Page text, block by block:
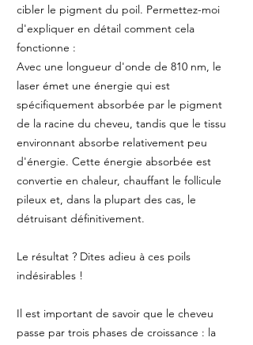
cibler le pigment du poil. Permettez-moi
d'expliquer en détail comment cela
fonctionne :
Avec une longueur d'onde de 810 nm, le
laser émet une énergie qui est
spécifiquement absorbée par le pigment
de la racine du cheveu, tandis que le tissu
environnant absorbe relativement peu
d'énergie. Cette énergie absorbée est
convertie en chaleur, chauffant le follicule
pileux et, dans la plupart des cas, le
détruisant définitivement.
Le résultat ? Dites adieu à ces poils
indésirables !
Il est important de savoir que le cheveu
passe par trois phases de croissance : la